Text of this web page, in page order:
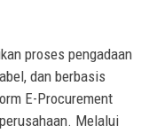
proses pengadaan
dan berbasis
E-Procurement
Melalui